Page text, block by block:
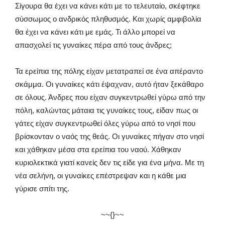
Σίγουρα θα έχει να κάνει κάτι με το τελευταίο, σκέφτηκε
σύσσωμος ο ανδρικός πληθυσμός. Και χωρίς αμφιβολία
θα έχει να κάνει κάτι με εμάς. Τι άλλο μπορεί να
απασχολεί τις γυναίκες πέρα από τους άνδρες;
Τα ερείπια της πόλης είχαν μετατραπεί σε ένα απέραντο
σκάμμα. Οι γυναίκες κάτι έψαχναν, αυτό ήταν ξεκάθαρο
σε όλους. Άνδρες που είχαν συγκεντρωθεί γύρω από την
πόλη, καλώντας μάταια τις γυναίκες τους, είδαν πως οι
γάτες είχαν συγκεντρωθεί όλες γύρω από το νησί που
βρίσκονταν ο ναός της θεάς. Οι γυναίκες πήγαν στο νησί
και χάθηκαν μέσα στα ερείπια του ναού. Χάθηκαν
κυριολεκτικά γιατί κανείς δεν τις είδε για ένα μήνα. Με τη
νέα σελήνη, οι γυναίκες επέστρεψαν και η κάθε μια
γύρισε σπίτι της.
~~{}~~